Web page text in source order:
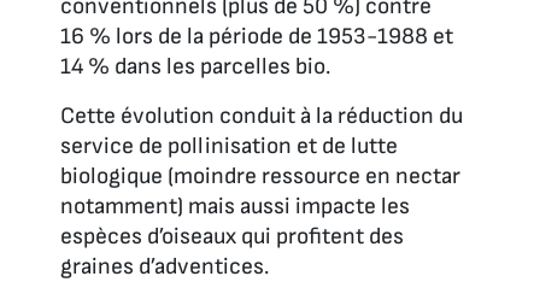
conventionnels (plus de 50 %) contre
16 % lors de la période de 1953-1988 et
14 % dans les parcelles bio.
Cette évolution conduit à la réduction du
service de pollinisation et de lutte
biologique (moindre ressource en nectar
notamment) mais aussi impacte les
espèces d’oiseaux qui profitent des
graines d’adventices.